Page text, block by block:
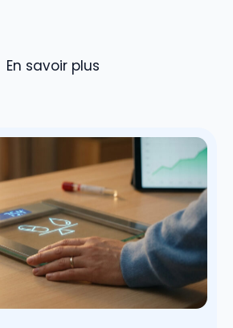
En savoir plus